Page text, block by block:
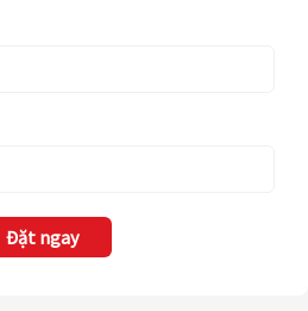
Đặt ngay